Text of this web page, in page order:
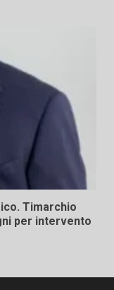
Timarchio
per intervento